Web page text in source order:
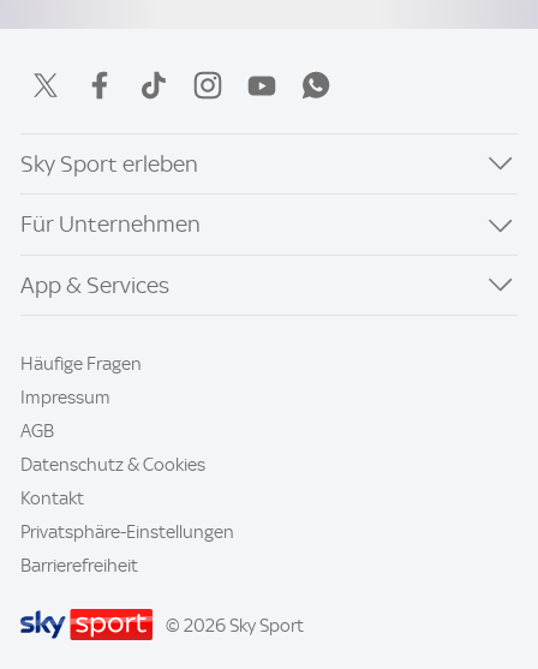
Sky Sport erleben
Für Unternehmen
App & Services
Häufige Fragen
Impressum
AGB
Datenschutz & Cookies
Kontakt
Privatsphäre-Einstellungen
Barrierefreiheit
© 2026 Sky Sport